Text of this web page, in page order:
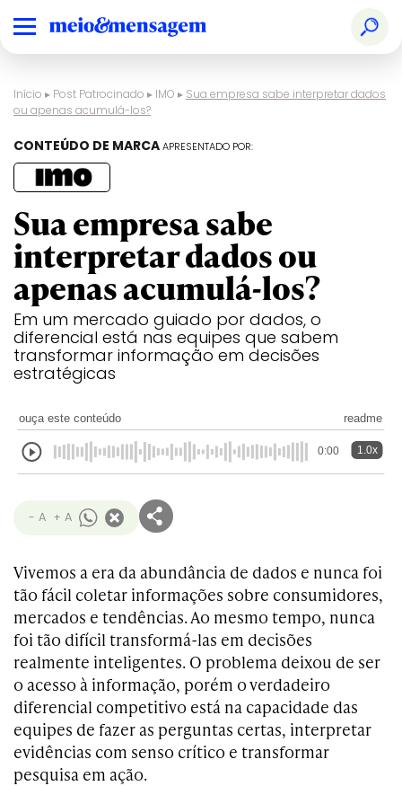
Início ▸ Post Patrocinado ▸ IMO ▸ Sua empresa sabe interpretar dados
ou apenas acumulá-los?
CONTEÚDO DE MARCAAPRESENTADO POR:
Sua empresa sabe
interpretar dados ou
apenas acumulá-los?
Em um mercado guiado por dados, o
diferencial está nas equipes que sabem
transformar informação em decisões
estratégicas
ouça este conteúdo readme
0:00 1.0x
- A + A
Vivemos a era da abundância de dados e nunca foi
tão fácil coletar informações sobre consumidores,
mercados e tendências. Ao mesmo tempo, nunca
foi tão difícil transformá-las em decisões
realmente inteligentes. O problema deixou de ser
o acesso à informação, porém o verdadeiro
diferencial competitivo está na capacidade das
equipes de fazer as perguntas certas, interpretar
evidências com senso crítico e transformar
pesquisa em ação.